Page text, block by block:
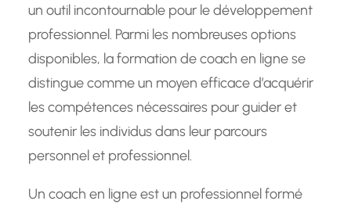
un outil incontournable pour le développement
professionnel. Parmi les nombreuses options
disponibles, la formation de coach en ligne se
distingue comme un moyen efficace d’acquérir
les compétences nécessaires pour guider et
soutenir les individus dans leur parcours
personnel et professionnel.
Un coach en ligne est un professionnel formé